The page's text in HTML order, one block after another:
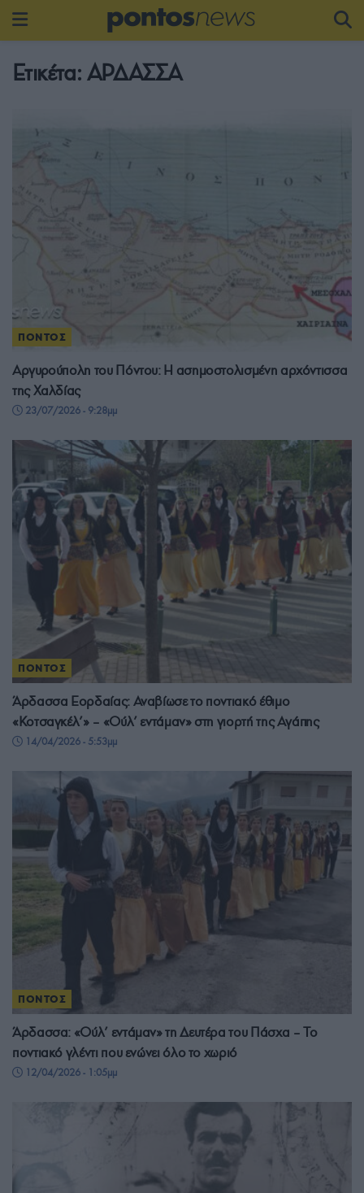
Ετικέτα: ΑΡΔΑΣΣΑ
ΠΟΝΤΟΣ
Αργυρούπολη του Πόντου: Η ασημοστολισμένη αρχόντισσα
της Χαλδίας
23/07/2026 - 9:28μμ
ΠΟΝΤΟΣ
Άρδασσα Εορδαίας: Αναβίωσε το ποντιακό έθιμο
«Κοτσαγκέλ’» – «Ούλ’ εντάμαν» στη γιορτή της Αγάπης
14/04/2026 - 5:53μμ
ΠΟΝΤΟΣ
Άρδασσα: «Ούλ’ εντάμαν» τη Δευτέρα του Πάσχα – Το
ποντιακό γλέντι που ενώνει όλο το χωριό
12/04/2026 - 1:05μμ